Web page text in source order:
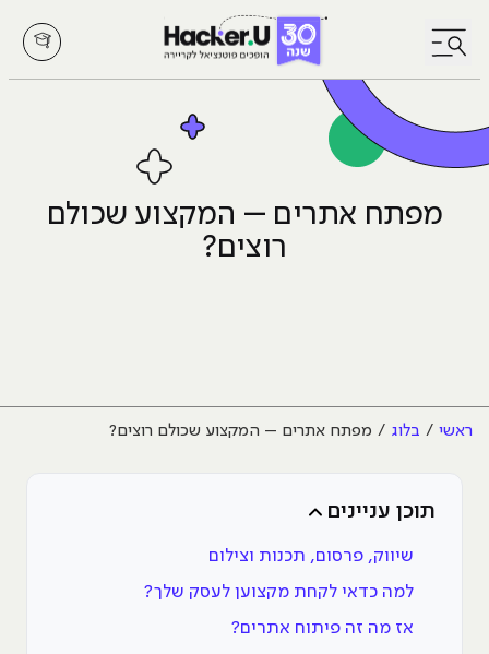
לחץ לפתיחת/סגירת תפריט
מפתח אתרים – המקצוע שכולם
רוצים?
ראשי בלוג מפתח אתרים – המקצוע שכולם רוצים?
תוכן עניינים
שיווק, פרסום, תכנות וצילום
למה כדאי לקחת מקצוען לעסק שלך?
אז מה זה פיתוח אתרים?